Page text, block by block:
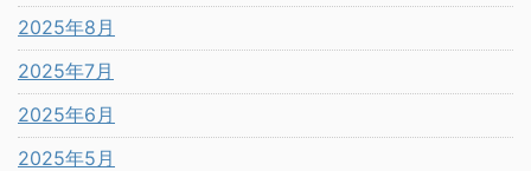
2025年8月
2025年7月
2025年6月
2025年5月